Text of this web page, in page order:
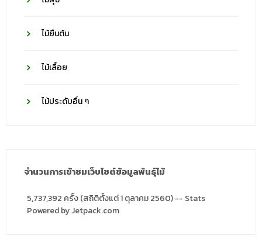
ไม้ยืนต้น
ไม้เลื้อย
ไม้ประดับอื่น ๆ
จำนวนการเข้าชมเว็บไซต์ข้อมูลพันธุ์ไม้
5,737,392 ครั้ง (สถิติตั้งแต่ 1 ตุลาคม 2560) -- Stats
Powered by Jetpack.com